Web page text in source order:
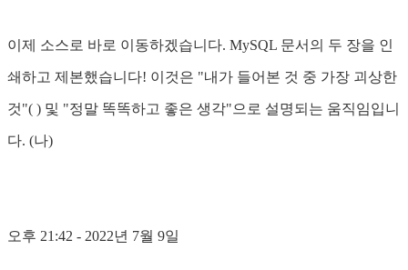
이제 소스로 바로 이동하겠습니다. MySQL 문서의 두 장을 인
쇄하고 제본했습니다! 이것은 "내가 들어본 것 중 가장 괴상한
것"( ) 및 "정말 똑똑하고 좋은 생각"으로 설명되는 움직임입니
다. (나)
오후 21:42 - 2022년 7월 9일